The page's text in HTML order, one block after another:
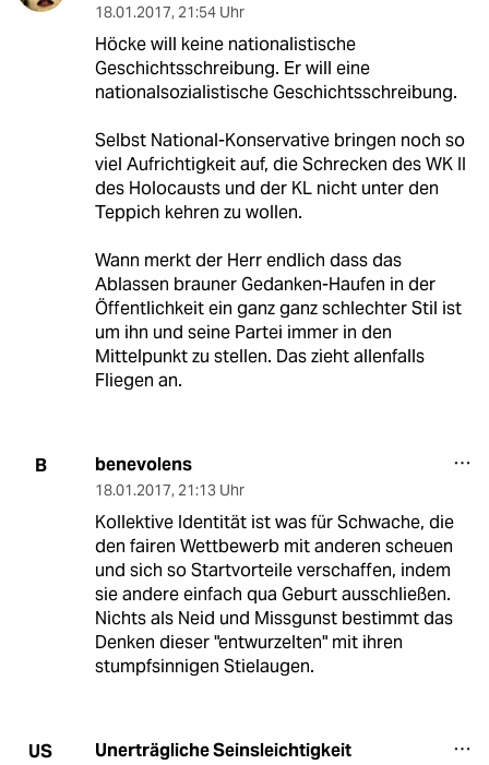
18.01.2017, 21:54 Uhr
Höcke will keine nationalistische
Geschichtsschreibung. Er will eine
nationalsozialistische Geschichtsschreibung.
Selbst National-Konservative bringen noch so
viel Aufrichtigkeit auf, die Schrecken des WK II
des Holocausts und der KL nicht unter den
Teppich kehren zu wollen.
Wann merkt der Herr endlich dass das
Ablassen brauner Gedanken-Haufen in der
Öffentlichkeit ein ganz ganz schlechter Stil ist
um ihn und seine Partei immer in den
Mittelpunkt zu stellen. Das zieht allenfalls
Fliegen an.
B benevolens
18.01.2017, 21:13 Uhr
Kollektive Identität ist was für Schwache, die
den fairen Wettbewerb mit anderen scheuen
und sich so Startvorteile verschaffen, indem
sie andere einfach qua Geburt ausschließen.
Nichts als Neid und Missgunst bestimmt das
Denken dieser "entwurzelten" mit ihren
stumpfsinnigen Stielaugen.
US Unerträgliche Seinsleichtigkeit